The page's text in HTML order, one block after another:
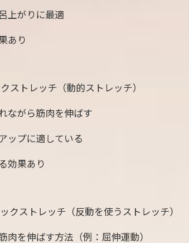
上がりに最適
あり
ストレッチ（動的ストレッチ）
ながら筋肉を伸ばす
ップに適している
効果あり
クストレッチ（反動を使うストレッチ）
肉を伸ばす方法（例：屈伸運動）